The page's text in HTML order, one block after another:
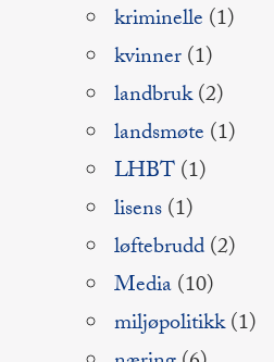
kriminelle (1)
kvinner(1)
landbruk(2)
landsmøte (1)
LHBT(1)
lisens(1)
løftebrudd(2)
Media(10)
miljøpolitikk(1)